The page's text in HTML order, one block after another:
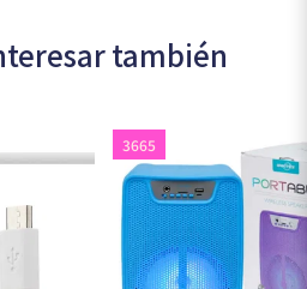
también
3665